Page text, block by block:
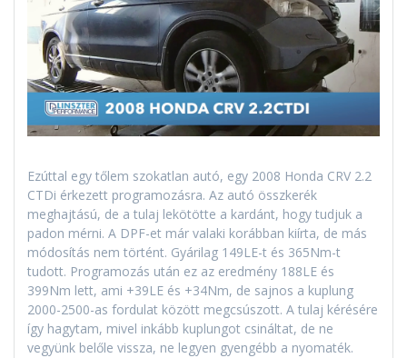
Ezúttal egy tőlem szokatlan autó, egy 2008 Honda CRV 2.2
CTDi érkezett programozásra. Az autó összkerék
meghajtású, de a tulaj lekötötte a kardánt, hogy tudjuk a
padon mérni. A DPF-et már valaki korábban kiírta, de más
módosítás nem történt. Gyárilag 149LE-t és 365Nm-t
tudott. Programozás után ez az eredmény 188LE és
399Nm lett, ami +39LE és +34Nm, de sajnos a kuplung
2000-2500-as fordulat között megcsúszott. A tulaj kérésére
így hagytam, mivel inkább kuplungot csináltat, de ne
vegyünk belőle vissza, ne legyen gyengébb a nyomaték.